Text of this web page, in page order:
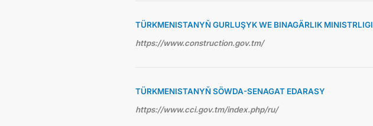
TÜRKMENISTANYŇ GURLUŞYK WE BINAGÄRLIK MINISTRLIGI
https://www.construction.gov.tm/
TÜRKMENISTANYŇ SÖWDA-SENAGAT EDARASY
https://www.cci.gov.tm/index.php/ru/